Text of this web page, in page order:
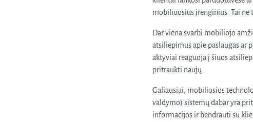
mobiliuosius įrenginius. Tai ne
Dar viena svarbi mobiliojo
atsiliepimus apie paslaugas ar
aktyviai reaguoja į šiuos
pritraukti naujų.
Galiausiai, mobiliosios
valdymo) sistemų dabar yra
informacijos ir bendrauti su